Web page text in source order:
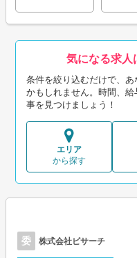
気になる求人
条件を絞り込むだけで、
かもしれません。時間、
事を見つけましょう！
エリア
から探す
委 株式会社ビサーチ